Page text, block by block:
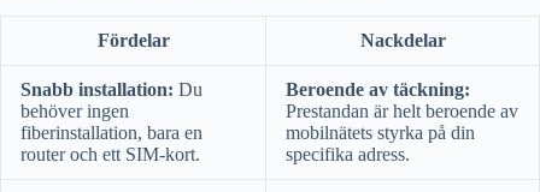
Fördelar Nackdelar
Snabb installation: Du
behöver ingen
fiberinstallation, bara en
router och ett SIM-kort.
Beroende av täckning:
Prestandan är helt beroende av
mobilnätets styrka på din
specifika adress.